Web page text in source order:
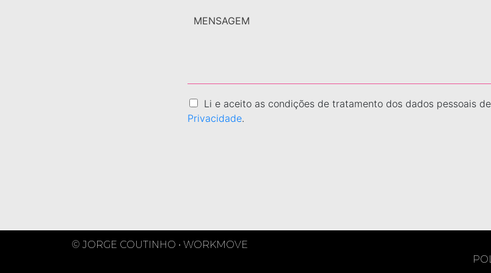
Li e aceito as condições de tratamento dos dados pessoais
Privacidade.
© JORGE COUTINHO • WORKMOVE